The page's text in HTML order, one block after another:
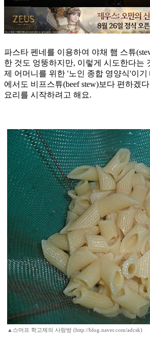
파스타 펜네를 이용하여 야채 햄 스튜
한 것도 엉뚱하지만, 이렇게 시도한다는
제 어머니를 위한 '노인 종합 영양식'이
에서도 비프스튜(beef stew)보다 편하겠
요리를 시작하려고 해요.
▲스머프 학고제의 사랑방 (http://blog.naver.com/adcsk)